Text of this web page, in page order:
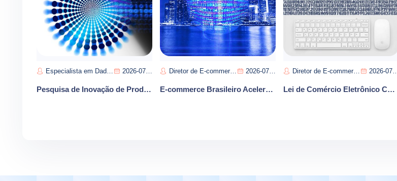
Especialista em Dados de Varejo-Rafael Gomes 2026-07-11
Pesquisa de Inovação de Produto no Varejo Instantâneo Brasileiro: o Papel de iFood e Magazine Luiza na Entrega Rápida
Diretor de E-commerce-José Santos 2026-07-10
E-commerce Brasileiro Acelera Crescimento Cross-Border e Transformação Digital
Diretor de E-commerce-Lin Jian 2026-07-08
Lei de Comércio Eletrônico Chinês em Revisão: Impactos na Governança de Preços e Estratégia